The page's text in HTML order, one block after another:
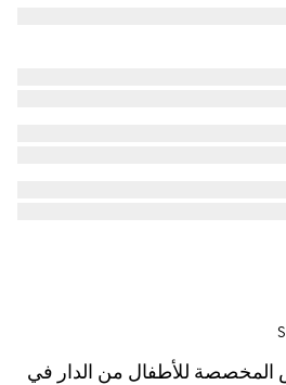
المخصصة للأطفال من الدار في